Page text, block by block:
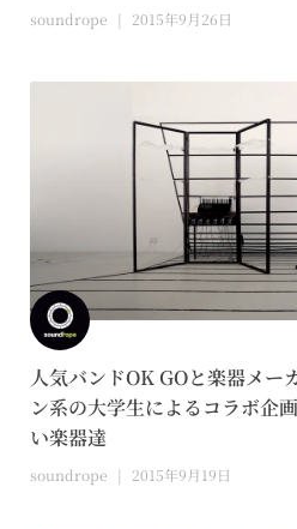
soundrope 2015年9月26日
人気バンドOK GOと楽器メー
ン系の大学生によるコラボ企
い楽器達
soundrope 2015年9月19日